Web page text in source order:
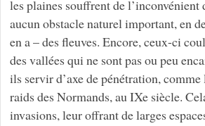
les plaines souffrent de l’inconvénient
aucun obstacle naturel important, en
en a – des fleuves. Encore, ceux-ci
des vallées qui ne sont pas ou peu
ils servir d’axe de pénétration, comme
raids des Normands, au IXe siècle.
invasions, leur offrant de larges